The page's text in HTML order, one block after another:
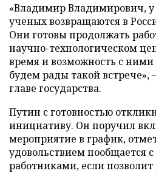
«Владимир Владимирович,
ученых возвращаются в
Они готовы продолжать
научно-технологическом
время и возможность с ними
будем рады такой встрече»,
главе государства.
Путин с готовностью
инициативу. Он поручил
мероприятие в график,
удовольствием пообщается
работниками, если позволит